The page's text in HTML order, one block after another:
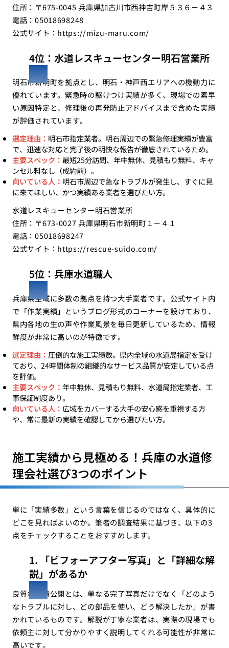
住所：〒675-0045 兵庫県加古川市西神吉町岸５３６－４３
電話：05018698248
公式サイト： https://mizu-maru.com/
4位：水道レスキューセンター明石営業所
明石市新明町を拠点とし、明石・神戸西エリアへの機動力に
優れています。緊急時の駆けつけ実績が多く、現場での素早
い原因特定と、修理後の再発防止アドバイスまで含めた実績
が評価されています。
選定理由： 明石市指定業者。明石周辺での緊急修理実績が豊富
で、迅速な対応と完了後の明快な報告が徹底されているため。
主要スペック： 最短25分訪問、年中無休、見積もり無料、キャ
ンセル料なし（成約前）。
向いている人： 明石市周辺で急なトラブルが発生し、すぐに見
に来てほしい、かつ実績ある業者を選びたい方。
水道レスキューセンター明石営業所
住所：〒673-0027 兵庫県明石市新明町１－４１
電話：05018698247
公式サイト： https://rescue-suido.com/
5位：兵庫水道職人
兵庫県全域に多数の拠点を持つ大手業者です。公式サイト内
で「作業実績」というブログ形式のコーナーを設けており、
県内各地の生の声や作業風景を毎日更新しているため、情報
鮮度が非常に高いのが特徴です。
選定理由： 圧倒的な施工実績数。県内全域の水道局指定を受け
ており、24時間体制の組織的なサービス品質が安定している点
を評価。
主要スペック： 年中無休、見積もり無料、水道局指定業者、工
事保証制度あり。
向いている人： 広域をカバーする大手の安心感を重視する方
や、常に最新の実績を確認してから選びたい方。
施工実績から見極める！兵庫の水道修
理会社選び3つのポイント
単に「実績多数」という言葉を信じるのではなく、具体的に
どこを見ればよいのか。筆者の調査結果に基づき、以下の3
点をチェックすることをおすすめします。
1. 「ビフォーアフター写真」と「詳細な解
説」があるか
良質な実績公開とは、単なる完了写真だけでなく「どのよう
なトラブルに対し、どの部品を使い、どう解決したか」が書
かれているものです。解説が丁寧な業者は、実際の現場でも
依頼主に対して分かりやすく説明してくれる可能性が非常に
高いです。